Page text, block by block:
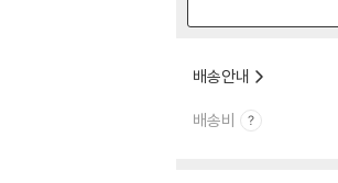
배송안내
배송비